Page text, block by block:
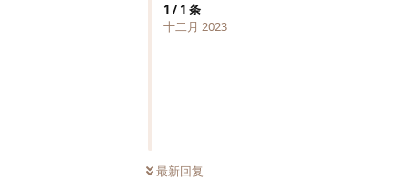
1 /1 条
十二月 2023
最新回复